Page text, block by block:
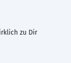
zu Dir